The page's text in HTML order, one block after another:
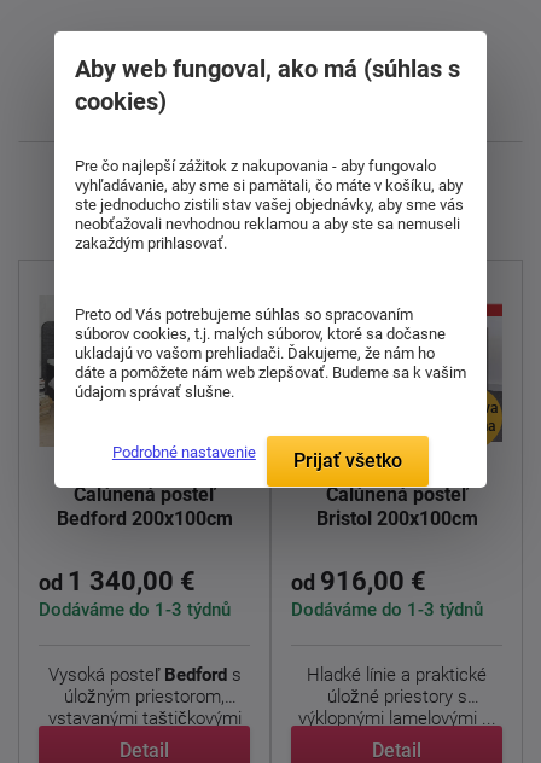
Najnovšie
Zobrazujem 1 - 19 z 19
Čalúnená posteľ
Bedford 200x100cm
od 1 340,00 €
Dodáváme do 1-3 týdnů
Vysoká posteľ Bedfords
úložným priestorom,
vstavanými taštičkovými
...
Detail
doprava
zdarma
Čalúnená posteľ
Bristol 200x100cm
od 916,00 €
Dodáváme do 1-3 týdnů
Hladké línie a praktické
úložné priestory s
výklopnými lamelovými ...
Detail
Aby web fungoval, ako má (súhlas s
cookies)
Pre čo najlepší zážitok z nakupovania - aby fungovalo
vyhľadávanie, aby sme si pamätali, čo máte v košíku, aby
ste jednoducho zistili stav vašej objednávky, aby sme vás
neobťažovali nevhodnou reklamou a aby ste sa nemuseli
zakaždým prihlasovať.
Preto od Vás potrebujeme súhlas so spracovaním
súborov cookies, t.j. malých súborov, ktoré sa dočasne
ukladajú vo vašom prehliadači. Ďakujeme, že nám ho
dáte a pomôžete nám web zlepšovať. Budeme sa k vašim
údajom správať slušne.
Podrobné nastavenie Prijať všetko